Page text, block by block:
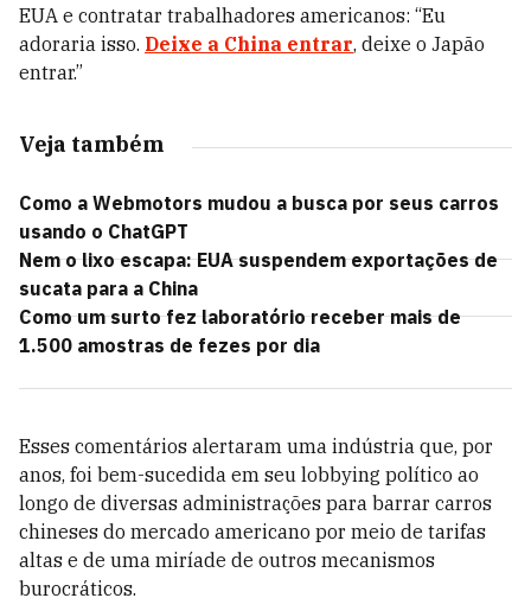
EUA e contratar trabalhadores americanos: “Eu
adoraria isso. Deixe a China entrar, deixe o Japão
entrar.”
Veja também
Como a Webmotors mudou a busca por seus carros
usando o ChatGPT
Nem o lixo escapa: EUA suspendem exportações de
sucata para a China
Como um surto fez laboratório receber mais de
1.500 amostras de fezes por dia
Esses comentários alertaram uma indústria que, por
anos, foi bem-sucedida em seu lobbying político ao
longo de diversas administrações para barrar carros
chineses do mercado americano por meio de tarifas
altas e de uma miríade de outros mecanismos
burocráticos.